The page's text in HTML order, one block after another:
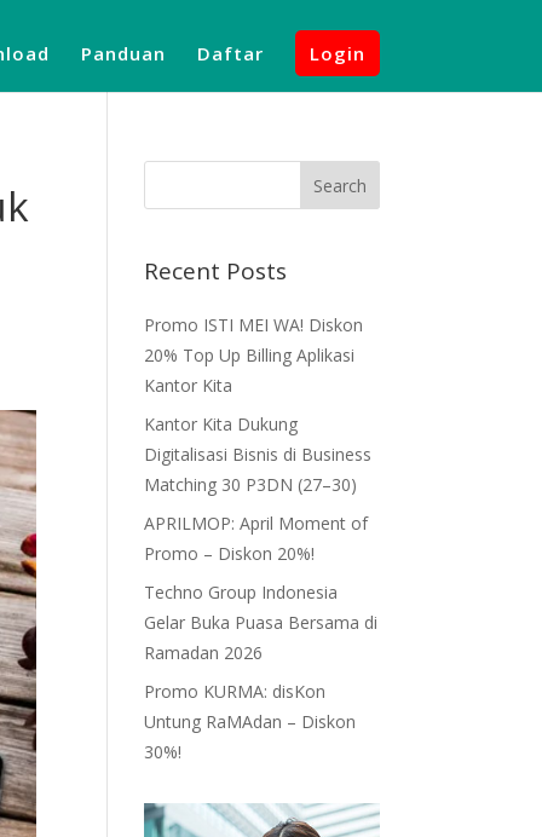
Panduan Daftar Login
Recent Posts
Promo ISTI MEI WA! Diskon
20% Top Up Billing Aplikasi
Kantor Kita
Kantor Kita Dukung
Digitalisasi Bisnis di Business
Matching 30 P3DN (27–30)
APRILMOP: April Moment of
Promo – Diskon 20%!
Techno Group Indonesia
Gelar Buka Puasa Bersama di
Ramadan 2026
Promo KURMA: disKon
Untung RaMAdan – Diskon
30%!